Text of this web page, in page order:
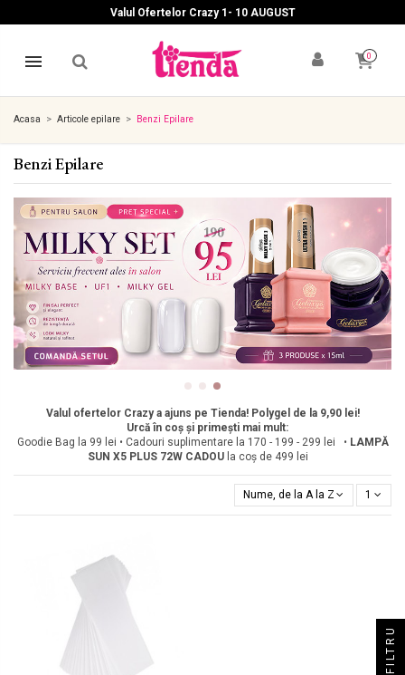
Valul Ofertelor Crazy 1- 10 AUGUST
0
Acasa Articole epilare Benzi Epilare
Benzi Epilare
Valul ofertelor Crazy a ajuns pe Tienda! Polygel de la 9,90 lei!
Urcă în coș și primești mai mult:
Goodie Bag la 99 lei • Cadouri suplimentare la 170 - 199 - 299 lei • LAMPĂ
SUN X5 PLUS 72W CADOU la coș de 499 lei
Nume, de la A la Z 1
FILTRU